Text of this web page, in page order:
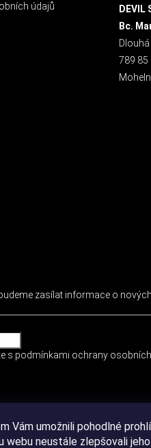
Vám umožnili pohodlné
webu neustále zlepšovali
údajů
DEVIL
Bc.
789 85
zasílat informace o
s podmínkami ochrany